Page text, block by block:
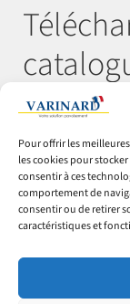
Pour offrir les
les cookies pour
consentir à ces
comportement de
consentir ou de retirer
caractéristiques et
© Varinard